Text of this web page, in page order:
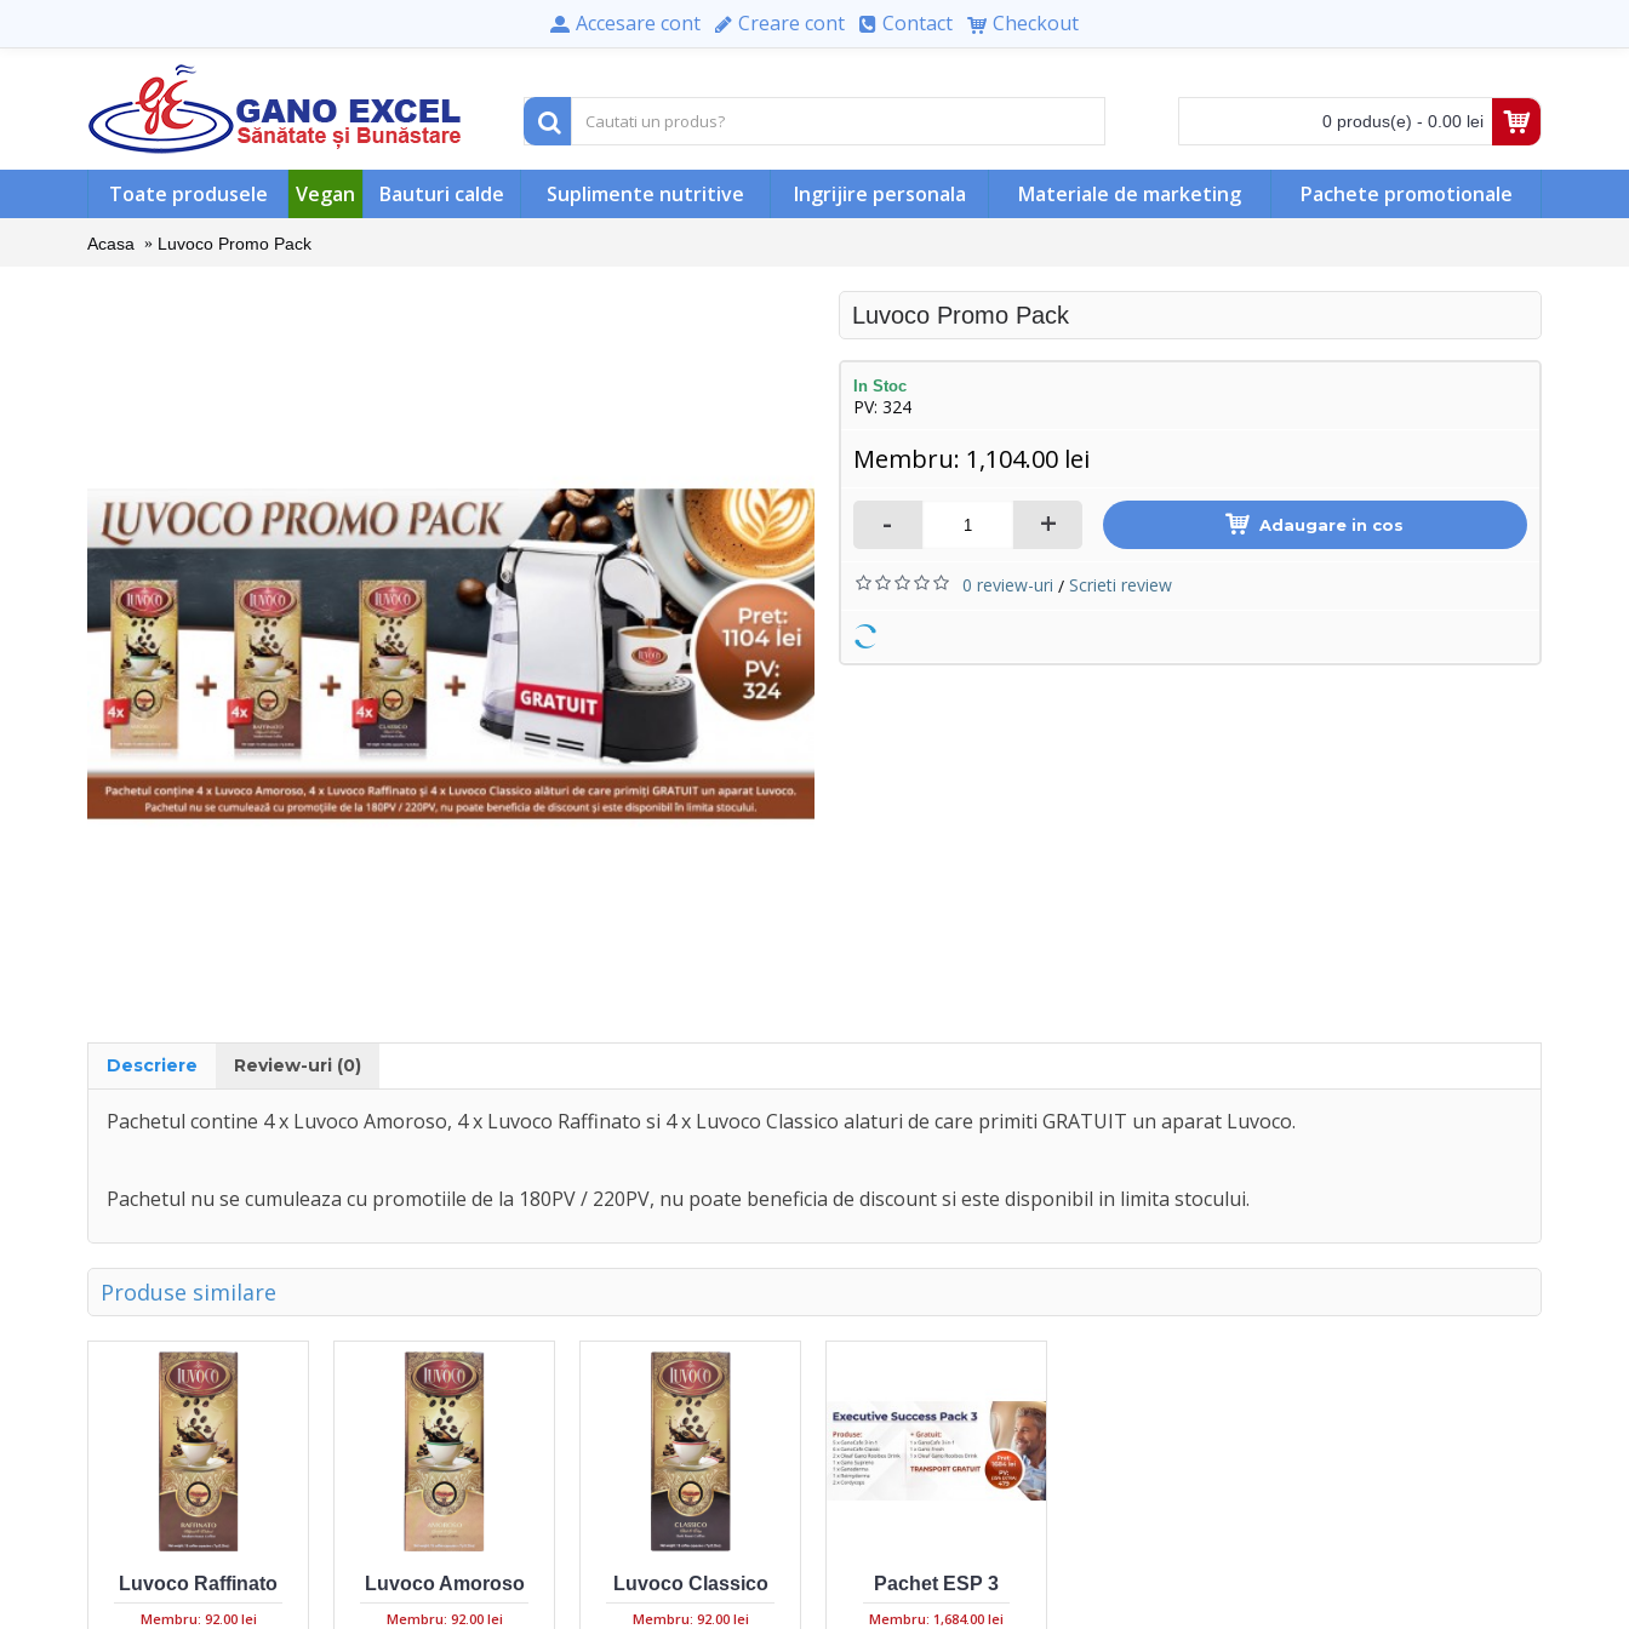
Accesare cont Creare cont Contact Checkout
0 produs(e) - 0.00 lei
Toate produsele Vegan Bauturi calde Suplimente nutritive Ingrijire personala Materiale de marketing Pachete promotionale
Acasa Luvoco Promo Pack
Luvoco Promo Pack
In Stoc
PV: 324
Membru: 1,104.00 lei
- + Adaugare in cos
0 review-uri / Scrieti review
Descriere Review-uri (0)
Pachetul contine 4 x Luvoco Amoroso, 4 x Luvoco Raffinato si 4 x Luvoco Classico alaturi de care primiti GRATUIT un aparat Luvoco.
Pachetul nu se cumuleaza cu promotiile de la 180PV / 220PV, nu poate beneficia de discount si este disponibil in limita stocului.
Produse similare
Luvoco Raffinato
Membru: 92.00 lei
Luvoco Amoroso
Membru: 92.00 lei
Luvoco Classico
Membru: 92.00 lei
Pachet ESP 3
Membru: 1,684.00 lei